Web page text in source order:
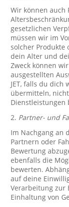
Wir können auch
gesetzlichen
müssen wir im
solcher Produkte
dein Alter und
Zweck können
ausgestellten
JET, falls du dich
übermitteln,
Dienstleistungen
2. Partner- und
Im Nachgang an
Partnern oder
Bewertung
ebenfalls die
bewerten.
auf deine
Verarbeitung zur
Einhaltung von